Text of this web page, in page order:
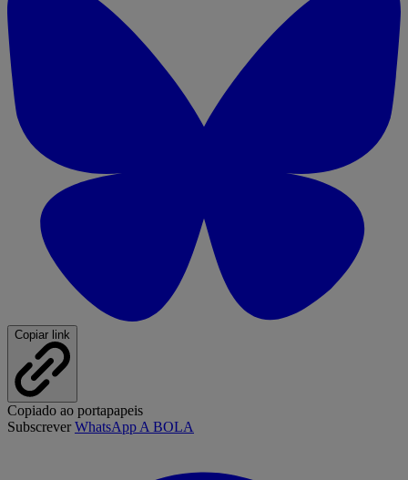
Copiar link
Copiado ao portapapeis
SubscreverWhatsApp A BOLA